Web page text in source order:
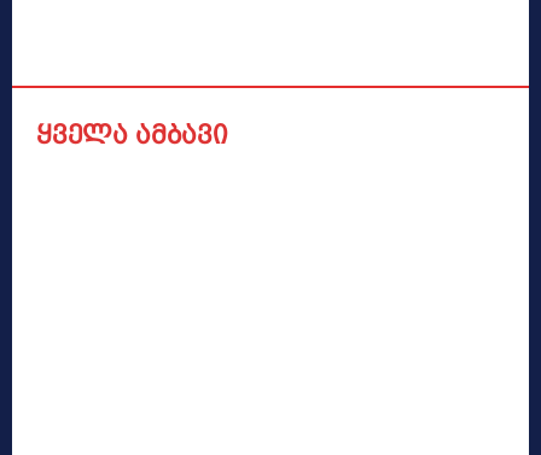
ყველა ამბავი